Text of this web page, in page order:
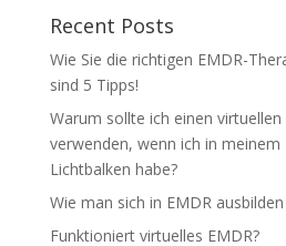
Recent Posts
Wie Sie die richtigen EMDR-
sind 5 Tipps!
Warum sollte ich einen virtuellen
verwenden, wenn ich in
Lichtbalken habe?
Wie man sich in EMDR
Funktioniert virtuelles EMDR?